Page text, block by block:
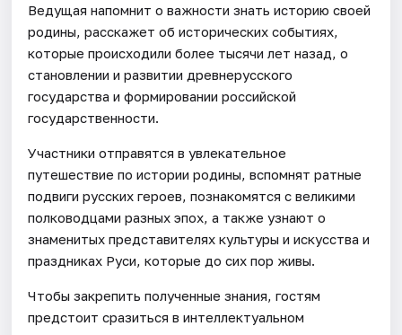
Ведущая напомнит о важности знать историю своей
родины, расскажет об исторических событиях,
которые происходили более тысячи лет назад, о
становлении и развитии древнерусского
государства и формировании российской
государственности.
Участники отправятся в увлекательное
путешествие по истории родины, вспомнят ратные
подвиги русских героев, познакомятся с великими
полководцами разных эпох, а также узнают о
знаменитых представителях культуры и искусства и
праздниках Руси, которые до сих пор живы.
Чтобы закрепить полученные знания, гостям
предстоит сразиться в интеллектуальном